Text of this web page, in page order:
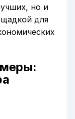
но и
для